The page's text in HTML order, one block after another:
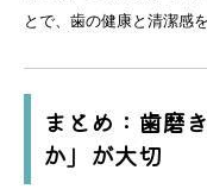
とで、歯の健康と清潔感
まとめ：歯磨
か」が大切